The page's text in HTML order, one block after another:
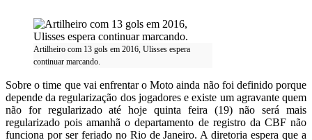
Artilheiro com 13 gols em 2016, Ulisses espera
continuar marcando.
Sobre o time que vai enfrentar o Moto ainda não foi definido porque
depende da regularização dos jogadores e existe um agravante quem
não for regularizado até hoje quinta feira (19) não será mais
regularizado pois amanhã o departamento de registro da CBF não
funciona por ser feriado no Rio de Janeiro. A diretoria espera que a